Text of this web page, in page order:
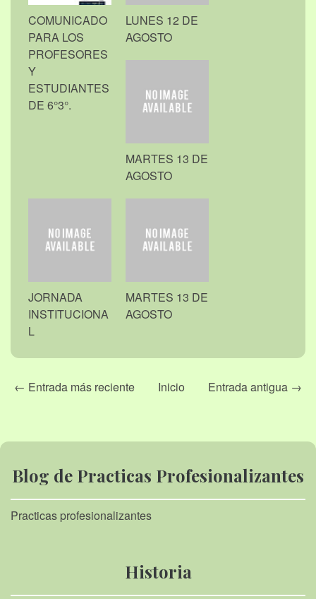
COMUNICADO
PARA LOS
PROFESORES
Y
ESTUDIANTES
DE 6°3°.
LUNES 12 DE
AGOSTO
MARTES 13 DE
AGOSTO
JORNADA
INSTITUCIONA
L
MARTES 13 DE
AGOSTO
← Entrada más reciente Entrada antigua →
Inicio
Blog de Practicas Profesionalizantes
Practicas profesionalizantes
Historia